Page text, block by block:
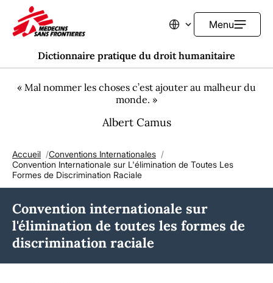
Dictionnaire pratique du droit humanitaire
Changer de langue
Menu
« Mal nommer les choses c’est ajouter au malheur du
monde. »
Albert Camus
Fil d'Ariane
Accueil
Conventions Internationales
Convention Internationale sur L'élimination de Toutes Les
Formes de Discrimination Raciale
Convention internationale sur
l'élimination de toutes les formes de
discrimination raciale